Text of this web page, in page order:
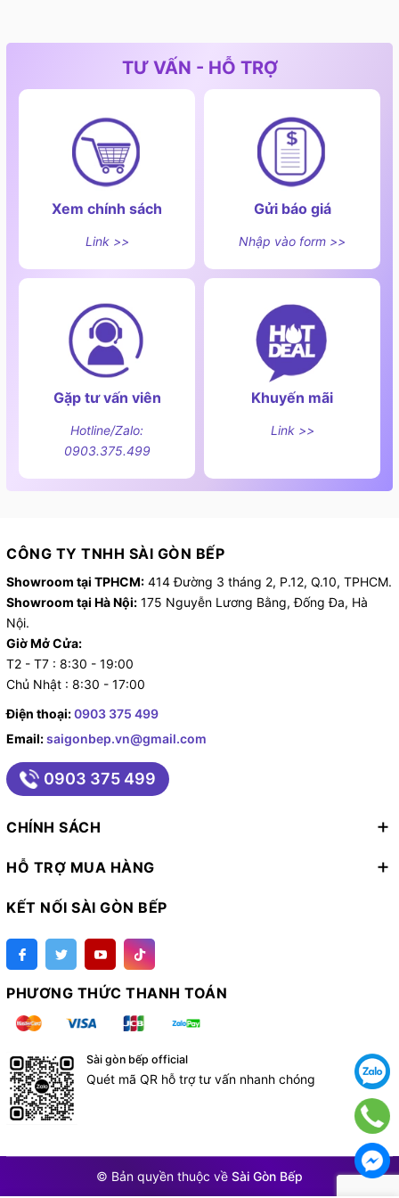
- Cảnh báo nhiệt dư:Khi vùng nấu vừa ngừng hoạt
động nhưng mặt kính vẫn còn nóng, biểu tượng “H” sẽ
hiển thị để người dùng không chạm tay vào vùng đó,
giúp tránh bị bỏng một cách hiệu quả và an tâm hơn
sau khi nấu.
Bếp từ Kocher DI-330H đa dạng các chức năng
TƯ VẤN - HỖ TRỢ
Xem chính sách
Link >>
Gửi báo giá
Nhập vào form >>
Gặp tư vấn viên
Hotline/Zalo:
0903.375.499
Khuyến mãi
Link >>
CÔNG TY TNHH SÀI GÒN BẾP
Showroom tại TPHCM: 414 Đường 3 tháng 2, P.12, Q.10, TPHCM.
Showroom tại Hà Nội: 175 Nguyễn Lương Bằng, Đống Đa, Hà
Nội.
Giờ Mở Cửa:
T2 - T7 : 8:30 - 19:00
Chủ Nhật : 8:30 - 17:00
Điện thoại:0903 375 499
Email:saigonbep.vn@gmail.com
0903 375 499
CHÍNH SÁCH
HỖ TRỢ MUA HÀNG
KẾT NỐI SÀI GÒN BẾP
PHƯƠNG THỨC THANH TOÁN
Sài gòn bếp official
Quét mã QR hỗ trợ tư vấn nhanh chóng
© Bản quyền thuộc về Sài Gòn Bếp